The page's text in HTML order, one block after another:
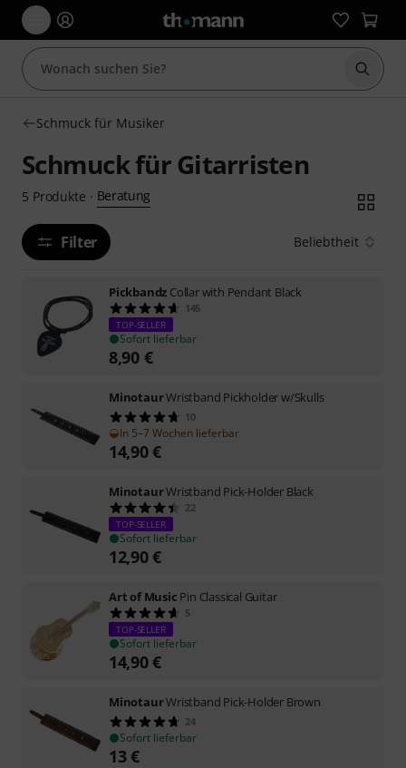
Suche
Schmuck für Musiker
Schmuck für Gitarristen
5 Produkte · Beratung
Filter Beliebtheit
Pickbandz Collar with Pendant Black
145
TOP-SELLER
Sofort lieferbar
8,90 €
MinotaurWristband Pickholder w/Skulls
10
In 5–7 Wochen lieferbar
14,90€
MinotaurWristband Pick-Holder Black
22
TOP-SELLER
Sofort lieferbar
12,90€
Art of Music Pin Classical Guitar
5
TOP-SELLER
Sofort lieferbar
14,90€
MinotaurWristband Pick-Holder Brown
24
Sofort lieferbar
13€